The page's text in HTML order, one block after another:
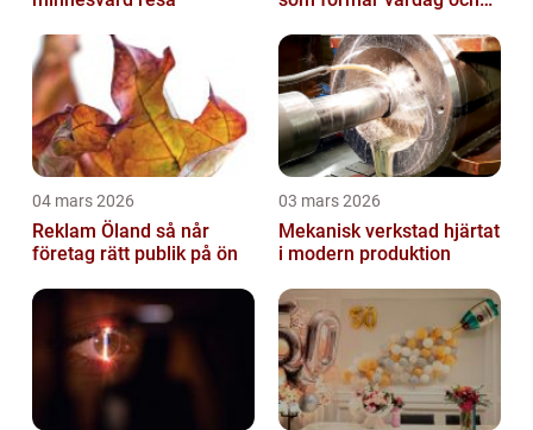
04 mars 2026
Reklam Öland så når
företag rätt publik på ön
03 mars 2026
Mekanisk verkstad hjärtat
i modern produktion